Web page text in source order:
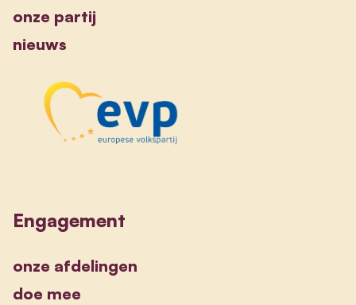
onze partij
nieuws
Engagement
onze afdelingen
doe mee